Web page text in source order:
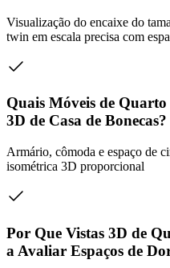
Visualização do encaixe do
twin em escala precisa com
Quais Móveis de
3D de Casa de Bonecas?
Armário, cômoda e espaço de
isométrica 3D proporcional
Por Que Vistas 3D de
a Avaliar Espaços de